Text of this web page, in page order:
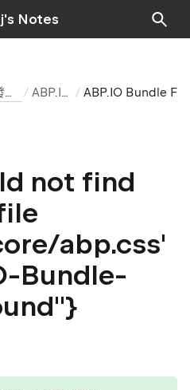
Notes
ABP / ABP.IO 開發環境與安裝筆記 ABP.IO 文章
not find
abp.css'
Bundle-